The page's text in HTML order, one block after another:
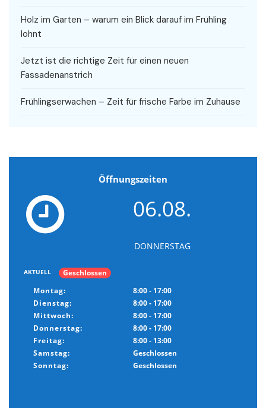
Holz im Garten – warum ein Blick darauf im Frühling
lohnt
Jetzt ist die richtige Zeit für einen neuen
Fassadenanstrich
Frühlingserwachen – Zeit für frische Farbe im Zuhause
Öffnungszeiten
06.08.
DONNERSTAG
AKTUELL
Geschlossen
Montag:
8:00 - 17:00
Dienstag:
8:00 - 17:00
Mittwoch:
8:00 - 17:00
Donnerstag:
8:00 - 17:00
Freitag:
8:00 - 13:00
Samstag:
Geschlossen
Sonntag:
Geschlossen